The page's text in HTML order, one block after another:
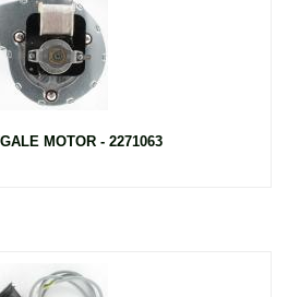
MOTOR - 2271063